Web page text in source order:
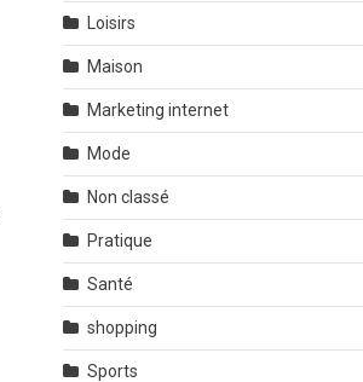
Loisirs
Maison
Marketing internet
Mode
Non classé
Pratique
Santé
shopping
Sports